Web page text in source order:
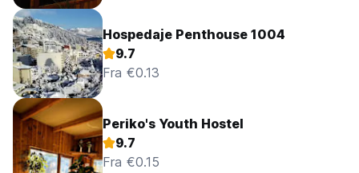
Hospedaje Penthouse 1004
9.7
Fra €0.13
Periko's Youth Hostel
9.7
Fra €0.15